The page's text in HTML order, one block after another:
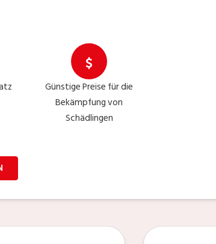
Günstige Preise für die
Bekämpfung von
Schädlingen